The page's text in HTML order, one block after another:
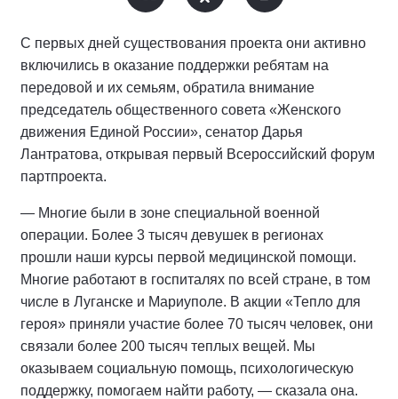
С первых дней существования проекта они активно
включились в оказание поддержки ребятам на
передовой и их семьям, обратила внимание
председатель общественного совета «Женского
движения Единой России», сенатор Дарья
Лантратова, открывая первый Всероссийский форум
партпроекта.
— Многие были в зоне специальной военной
операции. Более 3 тысяч девушек в регионах
прошли наши курсы первой медицинской помощи.
Многие работают в госпиталях по всей стране, в том
числе в Луганске и Мариуполе. В акции «Тепло для
героя» приняли участие более 70 тысяч человек, они
связали более 200 тысяч теплых вещей. Мы
оказываем социальную помощь, психологическую
поддержку, помогаем найти работу, — сказала она.